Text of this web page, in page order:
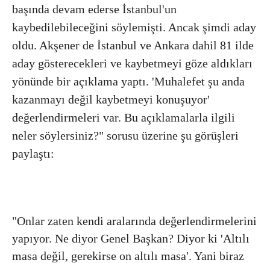
başında devam ederse İstanbul'un
kaybedilebileceğini söylemişti. Ancak şimdi aday
oldu. Akşener de İstanbul ve Ankara dahil 81 ilde
aday gösterecekleri ve kaybetmeyi göze aldıkları
yönünde bir açıklama yaptı. 'Muhalefet şu anda
kazanmayı değil kaybetmeyi konuşuyor'
değerlendirmeleri var. Bu açıklamalarla ilgili
neler söylersiniz?" sorusu üzerine şu görüşleri
paylaştı:
"Onlar zaten kendi aralarında değerlendirmelerini
yapıyor. Ne diyor Genel Başkan? Diyor ki 'Altılı
masa değil, gerekirse on altılı masa'. Yani biraz